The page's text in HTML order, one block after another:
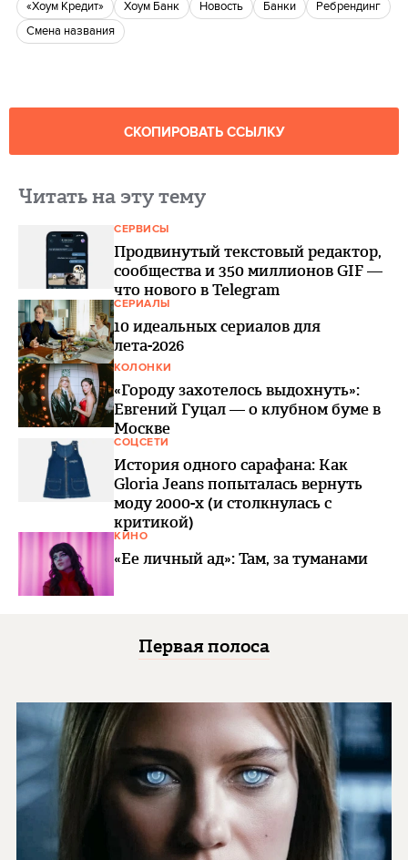
«Хоум Кредит» Хоум Банк Новость банки
Ребрендинг
Смена названия
СКОПИРОВАТЬ ССЫЛКУ
Читать на эту тему
СЕРВИСЫ
Продвинутый текстовый редактор,
сообщества и 350 миллионов GIF —
что нового в Telegram
СЕРИАЛЫ
10 идеальных сериалов для
лета-2026
КОЛОНКИ
«Городу захотелось выдохнуть»:
Евгений Гуцал — о клубном буме в
Москве
СОЦСЕТИ
История одного сарафана: Как
Gloria Jeans попыталась вернуть
моду 2000-х (и столкнулась с
критикой)
КИНО
«Ее личный ад»: Там, за туманами
Первая полоса